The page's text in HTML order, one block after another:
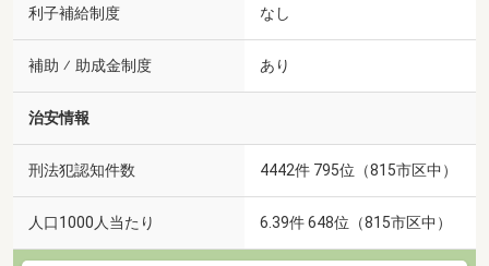
利子補給制度 なし
補助 ⁄ 助成金制度 あり
治安情報
刑法犯認知件数 4442件 795位（815市区中）
人口1000人当たり 6.39件 648位（815市区中）